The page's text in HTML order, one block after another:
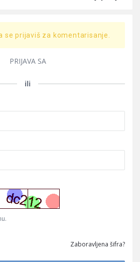
se prijaviš za komentarisanje.
PRIJAVA SA
ili
Zaboravljena šifra?